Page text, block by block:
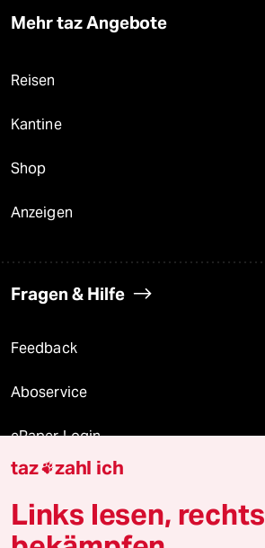
Mehr taz Angebote
Reisen
Kantine
Shop
Anzeigen
Fragen & Hilfe
Feedback
Aboservice
ePaper Login
Downloads für Abonnierende
taz zahl ich
Links lesen, rechts